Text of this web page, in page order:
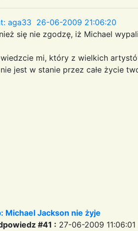
aga33 26-06-2009 21:06:20
się nie zgodzę, iż Michael
mi, który z wielkich
jest w stanie przez całe życie
Michael Jackson nie żyje
#41 : 27-06-2009 11:06:01